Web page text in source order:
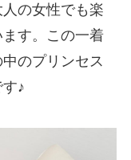
の女性でも楽
す。この一着
のプリンセス
♪